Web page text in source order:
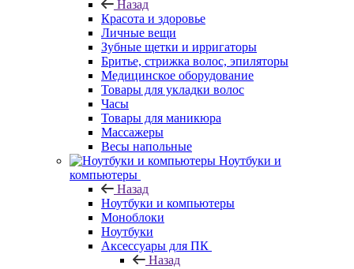
Назад
Красота и здоровье
Личные вещи
Зубные щетки и ирригаторы
Бритье, стрижка волос, эпиляторы
Медицинское оборудование
Товары для укладки волос
Часы
Товары для маникюра
Массажеры
Весы напольные
Ноутбуки и
компьютеры
Назад
Ноутбуки и компьютеры
Моноблоки
Ноутбуки
Аксессуары для ПК
Назад